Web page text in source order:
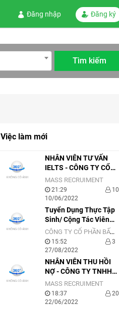
Đăng nhập Đăng ký
Việc làm mới
NHÂN VIÊN TƯ VẤN
IELTS - CÔNG TY CỔ
PHẦN EDUVATOR –
ZIM ACADEMY
MASS RECRUIMENT
21:29
10/06/2022
10
Tuyển Dụng Thực Tập
Sinh/ Cộng Tác Viên
SALE
CÔNG TY CỔ PHẦN BẤT ĐỘNG SẢN BẦU TRỜI SÀI GÒN
15:52
27/08/2022
3
NHÂN VIÊN THU HỒI
NỢ - CÔNG TY TNHH
VIETNAM ACE
MASS RECRUIMENT
18:37
22/06/2022
20